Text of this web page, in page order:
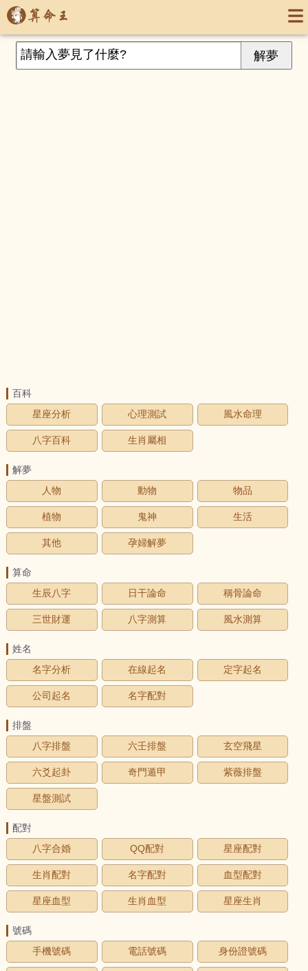
百科
星座分析
心理測試 風水命理
八字百科 生肖屬相
解夢
人物
動物 物品
植物 鬼神 生活
其他 孕婦解夢
算命
生辰八字
日干論命 稱骨論命
三世財運 八字測算 風水測算
姓名
名字分析
在線起名 定字起名
公司起名 名字配對
排盤
八字排盤
六壬排盤 玄空飛星
六爻起卦 奇門遁甲 紫薇排盤
星盤測試
配對
八字合婚
QQ配對 星座配對
生肖配對 名字配對 血型配對
星座血型 生肖血型 星座生肖
號碼
手機號碼
電話號碼 身份證號碼